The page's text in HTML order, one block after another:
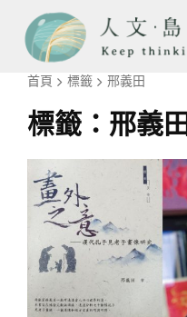
首頁 標籤 邢義田
標籤： 邢義田